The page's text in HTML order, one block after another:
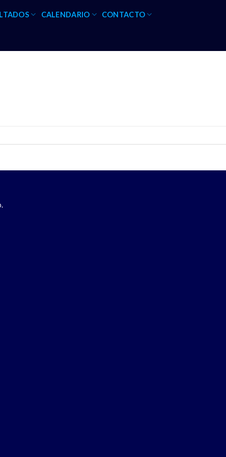
CALENDARIO CONTACTO